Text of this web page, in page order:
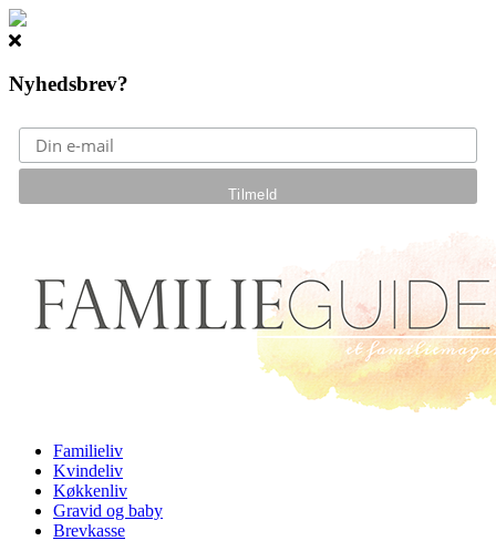
Nyhedsbrev?
Familieliv
Kvindeliv
Køkkenliv
Gravid og baby
Brevkasse